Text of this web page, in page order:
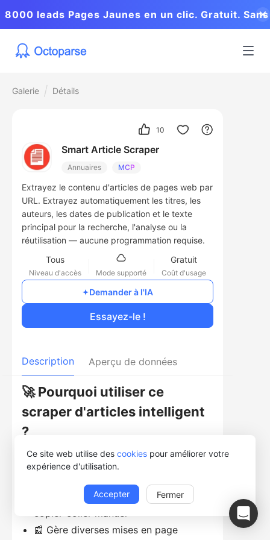
Ce site web utilise des cookies pour améliorer votre
expérience d'utilisation.
Accepter Fermer
8000 leads Pages Jaunes en un clic. Gratuit. Sans
Galerie Détails
10
Smart Article Scraper
Annuaires MCP
Extrayez le contenu d'articles de pages web par
URL. Extrayez automatiquement les titres, les
auteurs, les dates de publication et le texte
principal pour la recherche, l'analyse ou la
réutilisation — aucune programmation requise.
Tous
Niveau d'accès Mode supporté
Gratuit
Coût d'usage
Essayez-le !
Demander à l'IA
Description Aperçu de données
🚀 Pourquoi utiliser ce
scraper d'articles intelligent
?
🧠 Détecte et extrait automatiquement
⏱ Gagnez du temps par rapport au
copier-coller manuel
📰 Gère diverses mises en page